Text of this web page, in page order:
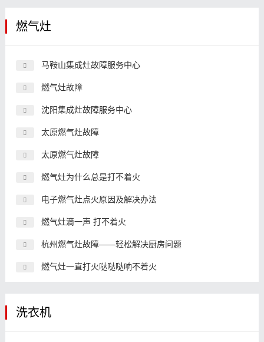
燃气灶
马鞍山集成灶故障服务中心
燃气灶故障
沈阳集成灶故障服务中心
太原燃气灶故障
太原燃气灶故障
燃气灶为什么总是打不着火
电子燃气灶点火原因及解决办法
燃气灶滴一声 打不着火
杭州燃气灶故障——轻松解决厨房问题
燃气灶一直打火哒哒哒响不着火
洗衣机